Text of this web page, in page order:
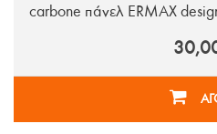
carbone πάνελ ERMAX